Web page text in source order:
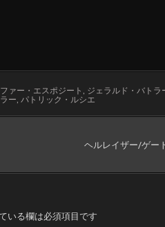
ァー・エスポジート ジェラルド・バトラ
ー パトリック・ルシエ
ヘルレイザー/ゲー
いる欄は必須項目です